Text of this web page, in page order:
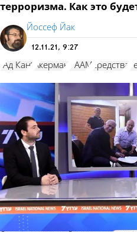
терроризма. Как это
Йоссеф Йак
12.11.21, 9:27
"Ад Кан" Акерман РААМ средства